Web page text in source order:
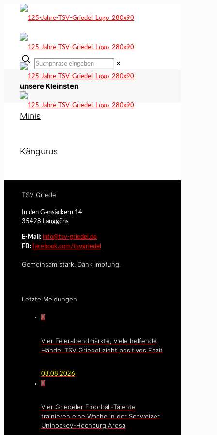
✕
unsere Kleinsten
Minis
Kängurus
TSV Griedel
In den Gensäckern 14
35428 Langgöns
E-Mail: info@tsv-griedel.de
FB: facebook.com/tsvgriedel
Gemeinsam stark. Dank Impfung.
Letzte Meldungen
0
Vier Feierabendmärkte, viele helfende
Hände: TSV Griedel zieht positives Fazit
08.08.2026
0
Vier Griedeler Floorball-Talente
trainieren eine Woche in der Schweizer
Unihockey-Hochburg Arosa